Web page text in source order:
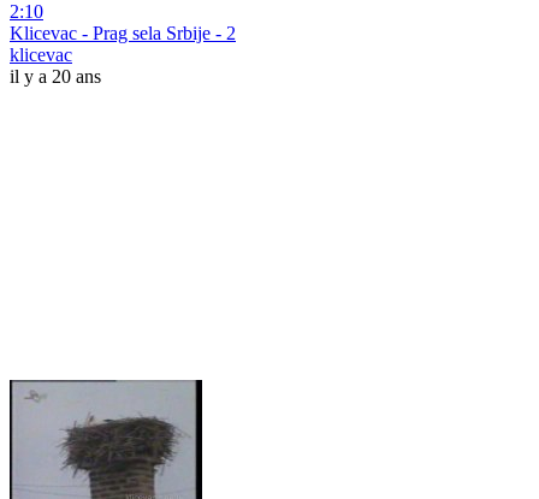
2:10
Klicevac - Prag sela Srbije - 2
klicevac
il y a 20 ans